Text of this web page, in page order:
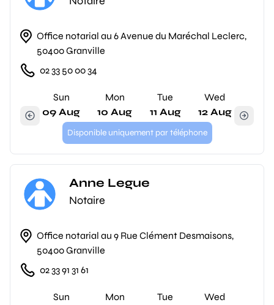
Office notarial au 6 Avenue du Maréchal Leclerc,
50400 Granville
02 33 50 00 34
Sun
09 Aug
Mon
10 Aug
Tue
11 Aug
Wed
12 Aug
Disponible uniquement par téléphone
Anne Legue
Notaire
Office notarial au 9 Rue Clément Desmaisons,
50400 Granville
02 33 91 31 61
Sun
Mon
Tue
Wed